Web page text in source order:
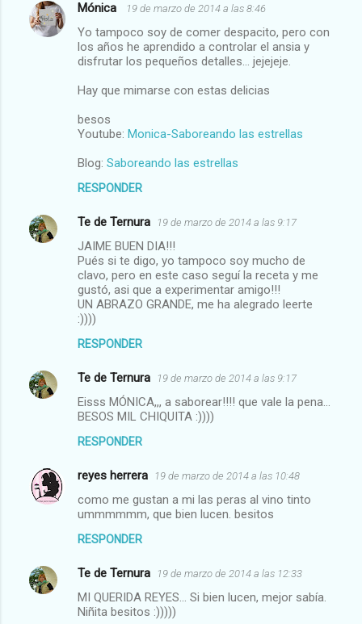
Mónica 19 de marzo de 2014 a las 8:46
Yo tampoco soy de comer despacito, pero con
los años he aprendido a controlar el ansia y
disfrutar los pequeños detalles... jejejeje.
Hay que mimarse con estas delicias
besos
Youtube: Monica-Saboreando las estrellas
Blog: Saboreando las estrellas
RESPONDER
Te de Ternura 19 de marzo de 2014 a las 9:17
JAIME BUEN DIA!!!
Pués si te digo, yo tampoco soy mucho de
clavo, pero en este caso seguí la receta y me
gustó, asi que a experimentar amigo!!!
UN ABRAZO GRANDE, me ha alegrado leerte
:))))
RESPONDER
Te de Ternura 19 de marzo de 2014 a las 9:17
Eisss MÓNICA,,, a saborear!!!! que vale la pena...
BESOS MIL CHIQUITA :))))
RESPONDER
reyes herrera 19 de marzo de 2014 a las 10:48
como me gustan a mi las peras al vino tinto
ummmmmm, que bien lucen. besitos
RESPONDER
Te de Ternura 19 de marzo de 2014 a las 12:33
MI QUERIDA REYES... Si bien lucen, mejor sabía.
Niñita besitos :)))))